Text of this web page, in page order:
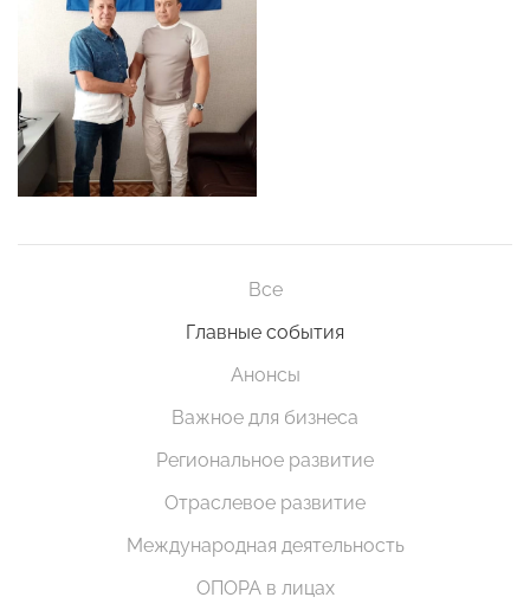
Все
Главные события
Анонсы
Важное для бизнеса
Региональное развитие
Отраслевое развитие
Международная деятельность
ОПОРА в лицах